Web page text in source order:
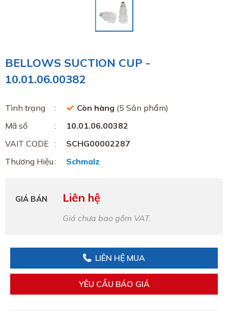
BELLOWS SUCTION CUP -
10.01.06.00382
Tình trạng Còn hàng (5 Sản phẩm)
Mã số
10.01.06.00382
VAIT CODE
SCHG00002287
Thương Hiệu
Schmalz
GIÁ BÁN Liên hệ
Giá chưa bao gồm VAT.
LIÊN HỆ MUA
YÊU CẦU BÁO GIÁ